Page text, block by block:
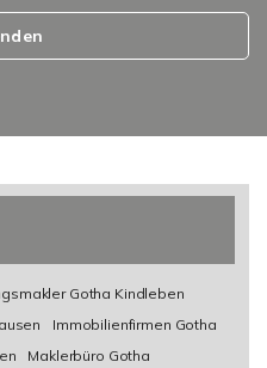
Gotha Kindleben
Immobilienfirmen Gotha
Maklerbüro Gotha